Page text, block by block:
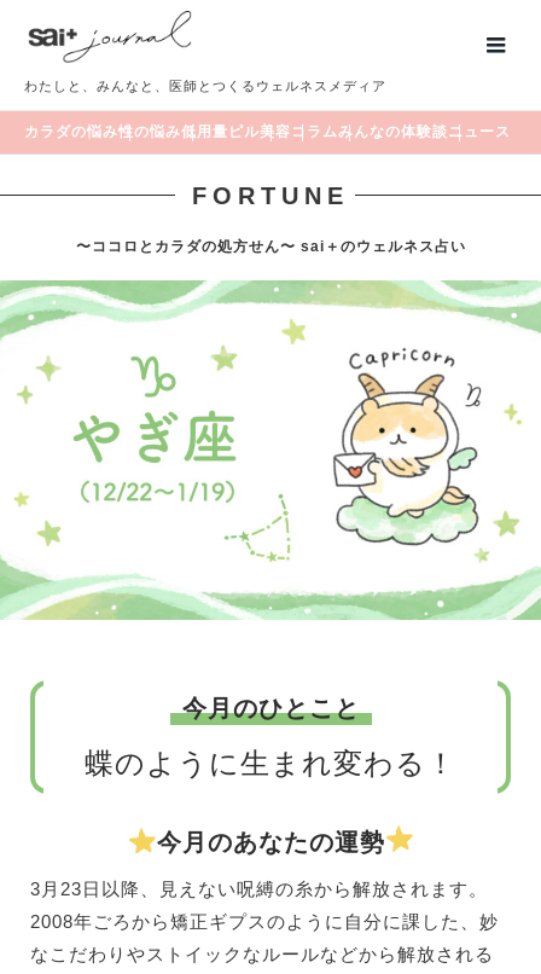
わたしと、みんなと、医師とつくるウェルネスメディア
カラダの悩み性の悩み低用量ピル美容 コラムみんなの体験談ニュース
FORTUNE
〜ココロとカラダの処方せん〜 sai＋のウェルネス占い
今月のひとこと
蝶のように生まれ変わる！
今月のあなたの運勢
3月23日以降、見えない呪縛の糸から解放されます。
2008年ごろから矯正ギプスのように自分に課した、妙
なこだわりやストイックなルールなどから解放される